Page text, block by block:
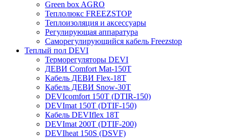
Green box AGRO
Теплолюкс FREEZSTOP
Теплоизоляция и аксессуары
Регулирующая аппаратура
Cаморегулирующийся кабель Freezstop
Теплый пол DEVI
Терморегуляторы DEVI
ДЕВИ Comfort Mat-150T
Кабель ДЕВИ Flex-18T
Кабель ДЕВИ Snow-30T
DEVIcomfort 150T (DTIR-150)
DEVImat 150T (DTIF-150)
Кабель DEVIflex 18T
DEVImat 200T (DTIF-200)
DEVIheat 150S (DSVF)